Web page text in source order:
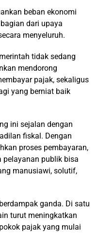
beban ekonomi
dari upaya
menyeluruh.
tidak sedang
mendorong
pajak, sekaligus
yang berniat baik
ini sejalan dengan
fiskal. Dengan
proses pembayaran,
pelayanan publik bisa
manusiawi, solutif,
ganda. Di satu
turut meningkatkan
pajak yang mulai